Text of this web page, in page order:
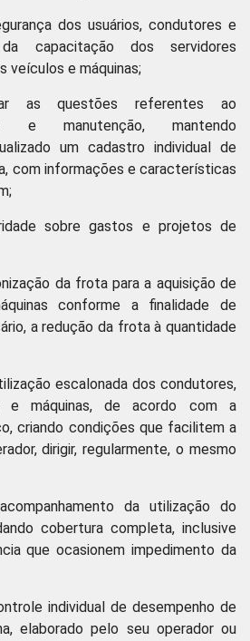
dos usuários, condutores e
capacitação dos servidores
veículos e máquinas;
as questões referentes ao
e manutenção, mantendo
um cadastro individual de
com informações e características
sobre gastos e projetos de
da frota para a aquisição de
conforme a finalidade de
a redução da frota à quantidade
escalonada dos condutores,
e máquinas, de acordo com a
criando condições que facilitem a
dirigir, regularmente, o mesmo
da utilização do
cobertura completa, inclusive
que ocasionem impedimento da
individual de desempenho de
elaborado pelo seu operador ou